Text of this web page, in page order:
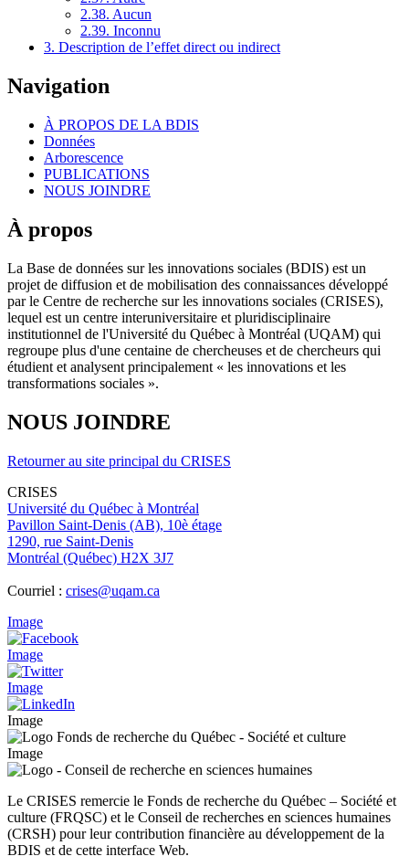
2.38. Aucun
2.39. Inconnu
3. Description de l’effet direct ou indirect
Navigation
À PROPOS DE LA BDIS
Données
Arborescence
PUBLICATIONS
NOUS JOINDRE
À propos
La Base de données sur les innovations sociales (BDIS) est un
projet de diffusion et de mobilisation des connaissances développé
par le Centre de recherche sur les innovations sociales (CRISES),
lequel est un centre interuniversitaire et pluridisciplinaire
institutionnel de l'Université du Québec à Montréal (UQAM) qui
regroupe plus d'une centaine de chercheuses et de chercheurs qui
étudient et analysent principalement « les innovations et les
transformations sociales ».
NOUS JOINDRE
Retourner au site principal du CRISES
CRISES
Université du Québec à Montréal
Pavillon Saint-Denis (AB), 10è étage
1290, rue Saint-Denis
Montréal (Québec) H2X 3J7
Courriel : crises@uqam.ca
Image
Image
Image
Image
Image
Le CRISES remercie le Fonds de recherche du Québec – Société et
culture (FRQSC) et le Conseil de recherches en sciences humaines
(CRSH) pour leur contribution financière au développement de la
BDIS et de cette interface Web.